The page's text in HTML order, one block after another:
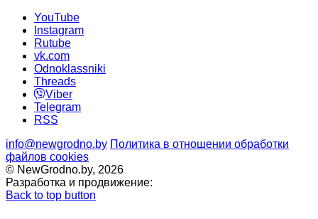
YouTube
Instagram
Rutube
vk.com
Odnoklassniki
Threads
Viber
Telegram
RSS
info@newgrodno.by Политика в отношении обработки
файлов cookies
© NewGrodno.by, 2026
Разработка и продвижение:
Back to top button